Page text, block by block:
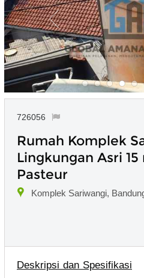
726056
Rumah Komplek
Lingkungan Asri
Pasteur
Komplek Sariwangi,
Deskripsi dan Spesifikasi